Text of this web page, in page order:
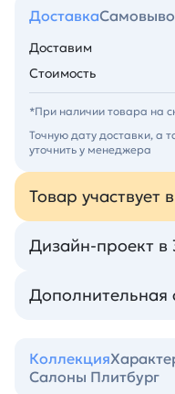
Доставка
Доставим
Стоимость
*При наличии товара на
Точную дату доставки, а
уточнить у менеджера
Товар участвует
Дизайн-проект в
Дополнительная
Коллекция
Салоны Плитбург